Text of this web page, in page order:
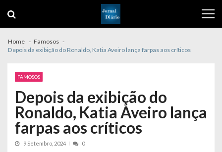
navigation
content
Home
Famosos
Depois da exibição do Ronaldo, Katia Aveiro lança farpas aos críticos
FAMOSOS
Depois da exibição do
Ronaldo, Katia Aveiro lança
farpas aos críticos
9 Setembro, 2024 0